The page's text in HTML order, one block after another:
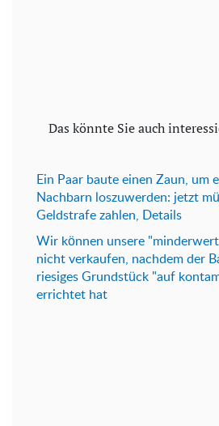
Das könnte Sie auch
Ein Paar baute einen Zaun, um
Nachbarn loszuwerden: jetzt
Geldstrafe zahlen, Details
Wir können unsere
nicht verkaufen, nachdem der
riesiges Grundstück "auf
errichtet hat